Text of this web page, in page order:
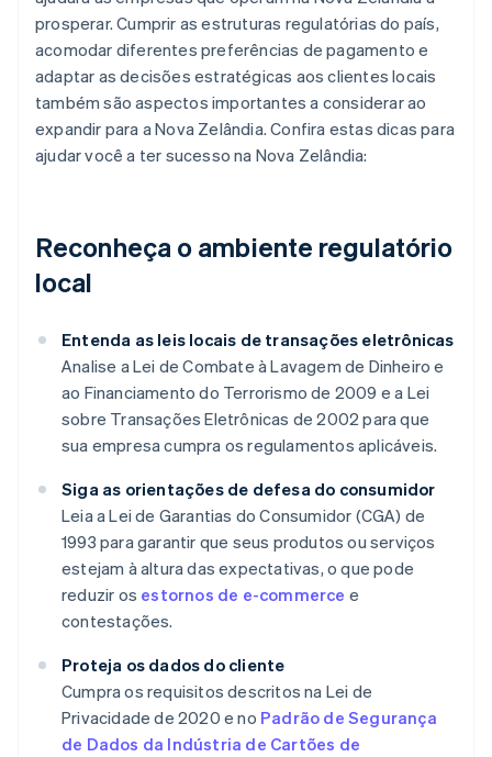
prosperar. Cumprir as estruturas regulatórias do país,
acomodar diferentes preferências de pagamento e
adaptar as decisões estratégicas aos clientes locais
também são aspectos importantes a considerar ao
expandir para a Nova Zelândia. Confira estas dicas para
ajudar você a ter sucesso na Nova Zelândia:
Reconheça o ambiente regulatório
local
Entenda as leis locais de transações eletrônicas
Analise a Lei de Combate à Lavagem de Dinheiro e
ao Financiamento do Terrorismo de 2009 e a Lei
sobre Transações Eletrônicas de 2002 para que
sua empresa cumpra os regulamentos aplicáveis.
Siga as orientações de defesa do consumidor
Leia a Lei de Garantias do Consumidor (CGA) de
1993 para garantir que seus produtos ou serviços
estejam à altura das expectativas, o que pode
reduzir os estornos de e-commerce e
contestações.
Proteja os dados do cliente
Cumpra os requisitos descritos na Lei de
Privacidade de 2020 e no Padrão de Segurança
de Dados da Indústria de Cartões de